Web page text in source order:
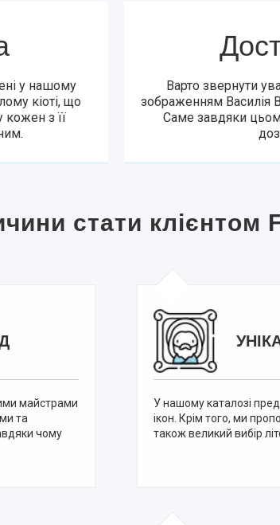
у нашому
кіоті, що
з її
Варто звернути
зображенням Василія
Саме завдяки
стати клієнтом
майстрами
та
чому
У нашому каталозі
ікон. Крім того, ми
також великий вибір